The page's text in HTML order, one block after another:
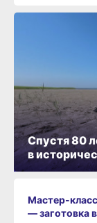
Мастер-
— заготовка
Спустя 80
в